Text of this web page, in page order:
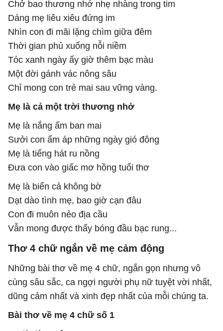
Chở bao thương nhớ nhẹ nhàng trong tim
Dáng mẹ liêu xiêu đứng im
Nhìn con đi mãi lặng chìm giữa đêm
Thời gian phủ xuống nỗi niềm
Tóc xanh ngày ấy giờ thêm bạc màu
Một đời gánh vác nông sâu
Chỉ mong con trẻ mai sau vững vàng.
Mẹ là cả một trời thương nhớ
Mẹ là nắng ấm ban mai
Sưởi con ấm áp những ngày gió đông
Mẹ là tiếng hát ru nồng
Đưa con vào giấc mơ hồng tuổi thơ
Mẹ là biển cả không bờ
Dạt dào tình mẹ, bao giờ cạn đâu
Con đi muôn nẻo địa cầu
Vẫn mong được thấy bóng đầu bạc rung...
Thơ 4 chữ ngắn về mẹ cảm động
Những bài thơ về mẹ 4 chữ, ngắn gọn nhưng vô
cùng sâu sắc, ca ngợi người phụ nữ tuyệt vời nhất,
dũng cảm nhất và xinh đẹp nhất của mỗi chúng ta.
Bài thơ về mẹ 4 chữ số 1